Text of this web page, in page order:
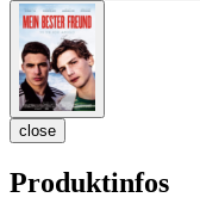
close
Produktinfos